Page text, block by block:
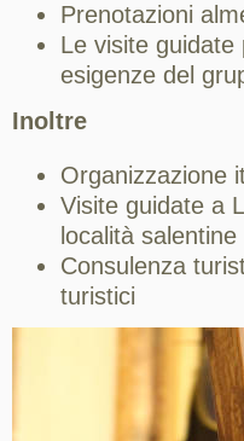
Prenotazioni
Le visite guidate
esigenze del
Inoltre
Organizzazione
Visite guidate a
località salentine
Consulenza
turistici